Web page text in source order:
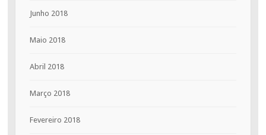
Junho 2018
Maio 2018
Abril 2018
Março 2018
Fevereiro 2018